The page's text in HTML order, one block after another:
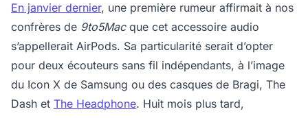
En janvier dernier, une première rumeur affirmait à nos
confrères de 9to5Macque cet accessoire audio
s’appellerait AirPods. Sa particularité serait d’opter
pour deux écouteurs sans fil indépendants, à l’image
du Icon X de Samsung ou des casques de Bragi, The
Dash et The Headphone. Huit mois plus tard,